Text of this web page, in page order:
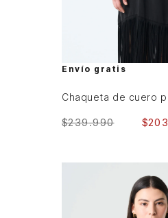
Envío gratis
$239.990 $203